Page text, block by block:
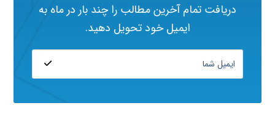
دریافت تمام آخرین مطالب را چند بار در ماه به
ایمیل خود تحویل دهید.